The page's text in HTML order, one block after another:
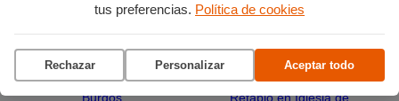
tus preferencias. Política de cookies
Rechazar Personalizar Aceptar todo
Planes en agostopor Burgos